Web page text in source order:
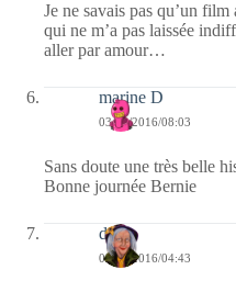
Je ne savais pas qu’un
qui ne m’a pas laissée
aller par amour…
marine D
03/09/2016/08:03
Sans doute une très belle
Bonne journée Bernie
dom
03/09/2016/04:43